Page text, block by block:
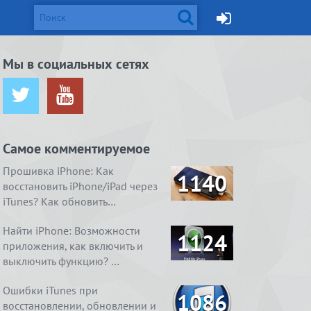
…
4 способа, как очистить
Real Boxing 2 ROCKY.
Ничего
Мы в социальных сетях
Самое комментируемое
Прошивка iPhone: Как
восстановить iPhone/iPad через
iTunes? Как обновить…
1140
Найти iPhone: Возможности
приложения, как включить и
выключить функцию? …
1124
Ошибки iTunes при
восстановлении, обновлении и
1086